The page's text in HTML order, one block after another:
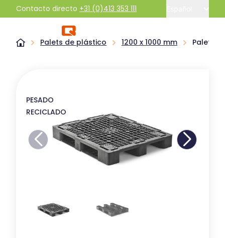
Contacto directo +31 (0)413 353 111
Palets de plástico 1200 x 1000 mm Palet
PESADO
RECICLADO